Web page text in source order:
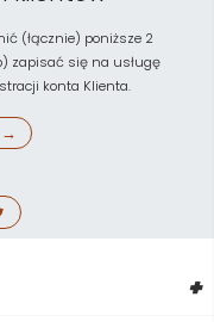
(łącznie) poniższe 2
zapisać się na usługę
konta Klienta.
→
+